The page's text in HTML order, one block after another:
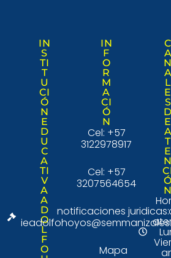
IN
S
TI
T
U
CI
Ó
N
E
D
U
C
A
TI
V
A
A
D
O
L
F
O
IN
F
O
R
M
A
CI
Ó
N
Cel: +57
3122978917
Cel: +57
3207564654
notificaciones juridicas:
Mapa
C
A
N
A
L
E
S
D
E
A
T
E
N
Ó
N